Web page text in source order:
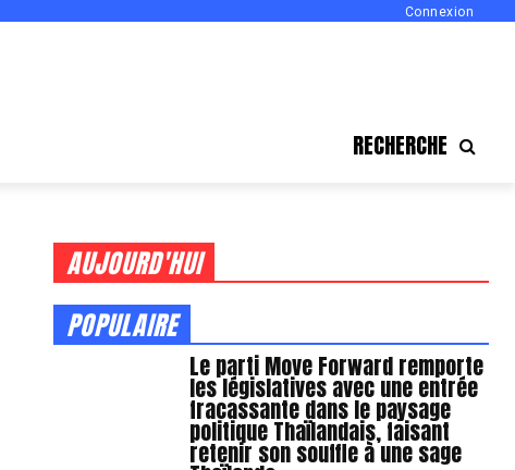
Connexion
RECHERCHE
AUJOURD'HUI
POPULAIRE
Le parti Move Forward remporte
les législatives avec une entrée
fracassante dans le paysage
politique Thaïlandais, faisant
retenir son souffle à une sage